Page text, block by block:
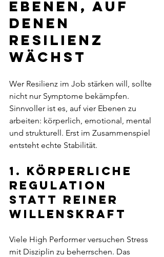
Ebenen, auf
denen
Resilienz
wächst
Wer Resilienz im Job stärken will, sollte
nicht nur Symptome bekämpfen.
Sinnvoller ist es, auf vier Ebenen zu
arbeiten: körperlich, emotional, mental
und strukturell. Erst im Zusammenspiel
entsteht echte Stabilität.
1. Körperliche
Regulation
statt reiner
Willenskraft
Viele High Performer versuchen Stress
mit Disziplin zu beherrschen. Das